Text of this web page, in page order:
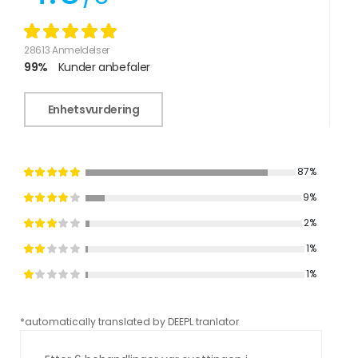
28613 Anmeldelser
99% Kunder anbefaler
Enhetsvurdering
87%
9%
2%
1%
1%
*automatically translated by DEEPL tranlator